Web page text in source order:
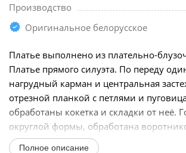
Производство
Оригинальное белорусское
Платье выполнено из плательно-
Платье прямого силуэта. По переду
нагрудный карман и центральная
отрезной планкой с петлями и
обработаны кокетка и складки от неё.
округлой формы, обработана
рубашечного...
Полное описание